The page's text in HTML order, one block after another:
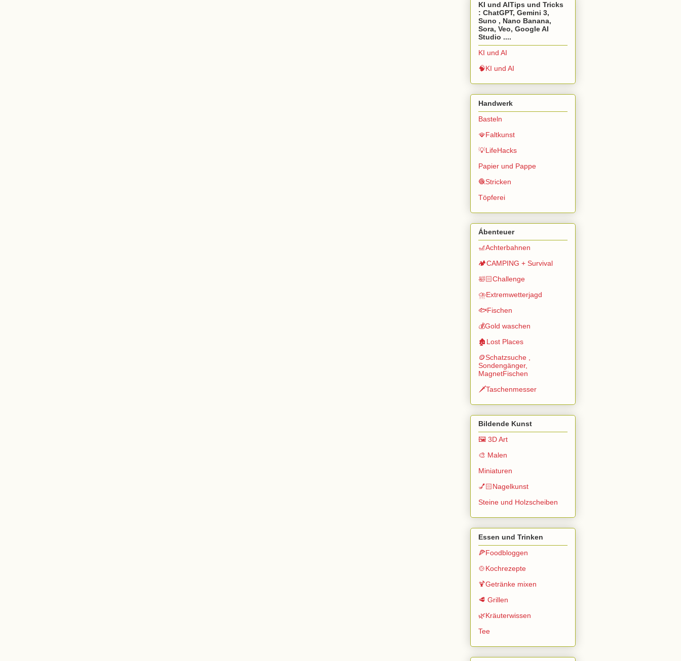
KI und AITips und Tricks
: ChatGPT, Gemini 3,
Suno , Nano Banana,
Sora, Veo, Google AI
Studio ....
KI und AI
🧠KI und AI
Handwerk
Basteln
🪭Faltkunst
💡LifeHacks
Papier und Pappe
🧶Stricken
Töpferei
Ábenteuer
🎢Achterbahnen
🏕️CAMPING + Survival
🛀🏻Challenge
⛈️Extremwetterjagd
🐟Fischen
💰Gold waschen
🏚️Lost Places
🪙Schatzsuche ,
Sondengänger,
MagnetFischen
🗡️Taschenmesser
Bildende Kunst
🖼️ 3D Art
🎨 Malen
Miniaturen
💅🏻Nagelkunst
Steine und Holzscheiben
Essen und Trinken
🍕Foodbloggen
🍲Kochrezepte
🍹Getränke mixen
🥩 Grillen
🌿Kräuterwissen
Tee